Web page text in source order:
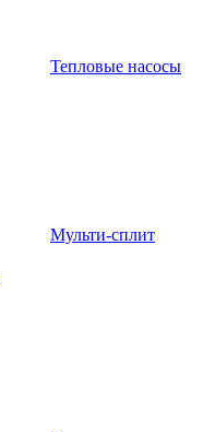
Тепловые насосы
Мульти-сплит